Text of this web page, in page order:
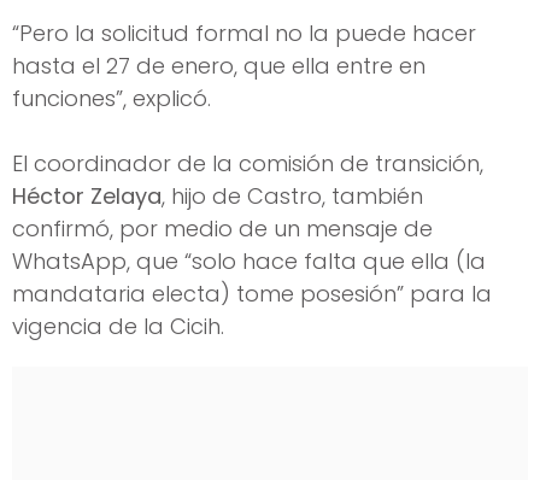
“Pero la solicitud formal no la puede hacer
hasta el 27 de enero, que ella entre en
funciones”, explicó.
El coordinador de la comisión de transición,
Héctor Zelaya, hijo de Castro, también
confirmó, por medio de un mensaje de
WhatsApp, que “solo hace falta que ella (la
mandataria electa) tome posesión” para la
vigencia de la Cicih.